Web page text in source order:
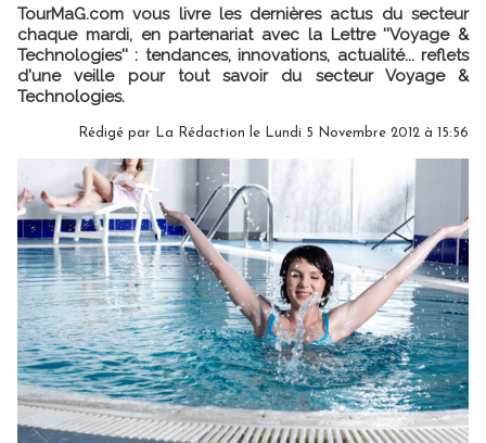
TourMaG.com vous livre les dernières actus du secteur
chaque mardi, en partenariat avec la Lettre ''Voyage &
Technologies'' : tendances, innovations, actualité... reflets
d'une veille pour tout savoir du secteur Voyage &
Technologies.
Rédigé par La Rédaction le Lundi 5 Novembre 2012 à 15:56